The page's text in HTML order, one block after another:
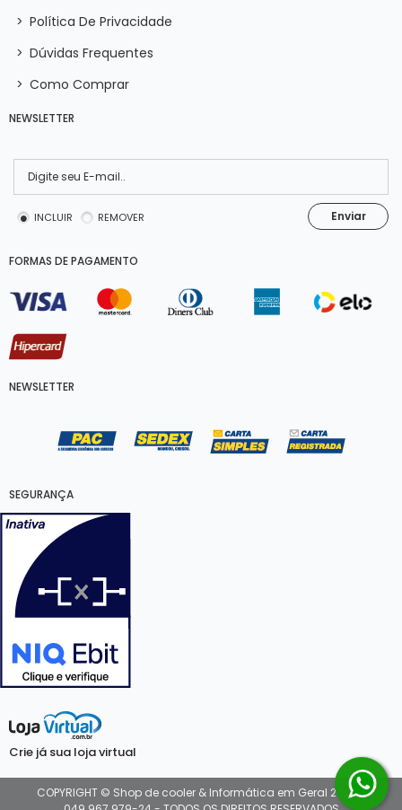
> Política De Privacidade
> Dúvidas Frequentes
> Como Comprar
NEWSLETTER
INCLUIR REMOVER Enviar
FORMAS DE PAGAMENTO
NEWSLETTER
SEGURANÇA
Crie já sua loja virtual
COPYRIGHT © Shop de cooler & Informática em Geral 2026 -